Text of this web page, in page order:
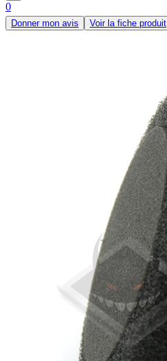
0
Donner mon avis Voir la fiche produit